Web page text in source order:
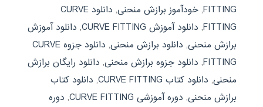
FITTING
, خودآموز برازش منحنی,
دانلود CURVE
FITTING
, دانلود آموزش CURVE FITTING , دانلود آموزش
برازش منحنی, دانلود برازش منحنی,
دانلود جزوه CURVE
FITTING
, دانلود جزوه برازش منحنی, دانلود رایگان برازش
منحنی, دانلود کتاب CURVE FITTING , دانلود کتاب
برازش منحنی, دوره آموزشی CURVE FITTING , دوره